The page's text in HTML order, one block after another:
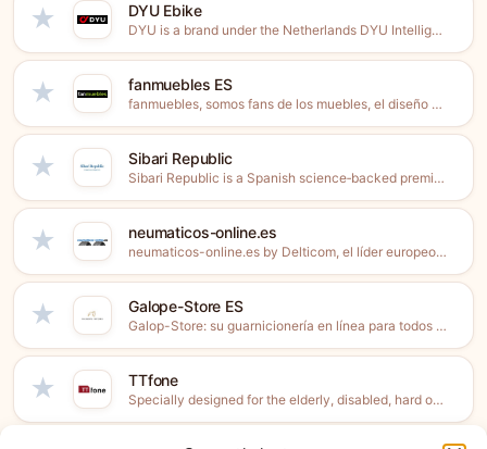
★ DYU Ebike
DYU is a brand under the Netherlands DYU Intelligent Mobility...
★ fanmuebles ES
fanmuebles, somos fans de los muebles, el diseño y el...
★ Sibari Republic
Sibari Republic is a Spanish science‑backed premium skincare brand with...
★ neumaticos-online.es
neumaticos-online.es by Delticom, el líder europeo en ventas de neumáticos...
★ Galope-Store ES
Galop-Store: su guarnicionería en línea para todos los productos ecuestres...
★ TTfone
Specially designed for the elderly, disabled, hard of hearing or...